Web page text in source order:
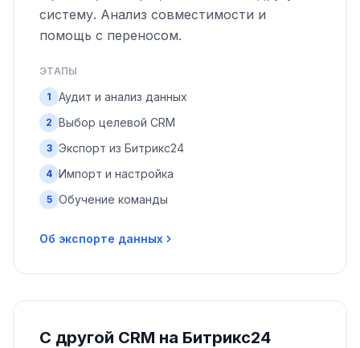
систему. Анализ совместимости и
помощь с переносом.
ЭТАПЫ
1 Аудит и анализ данных
2 Выбор целевой CRM
3 Экспорт из Битрикс24
4 Импорт и настройка
5 Обучение команды
Об экспорте данных
С другой CRM на Битрикс24